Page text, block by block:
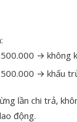
→ không
→ khấu
lần chi trả,
động.